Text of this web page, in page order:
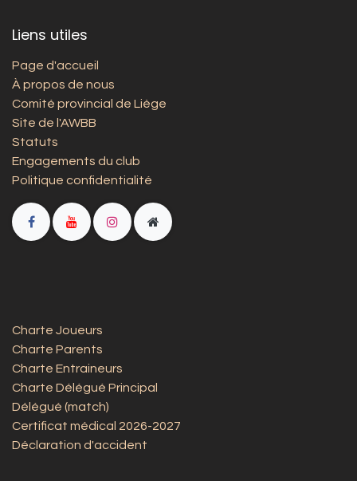
Liens utiles
Page d'accueil
À propos de nous
Comité provincial de Liège
Site de l'AWBB
Statuts
Engagements du club
Politique confidentialité
Charte Joueurs
Charte Parents
Charte Entraineurs
Charte Délégué Principal
Délégué (match)
Certificat médical 2026-2027
Déclaration d'accident